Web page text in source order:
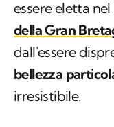
essere eletta
della Gran
dall'essere
bellezza
irresistibile.